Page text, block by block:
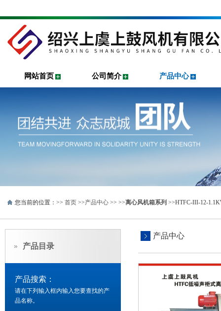
网站首页 公司简介 产品中心
您当前的位置：>> 首页 >>产品中心 >> >>离心风机箱系列 >>HTFC-III-12-
产品目录
产品搜索：
请在下列输入框内输入您要查找的产
品名称。
产品中心